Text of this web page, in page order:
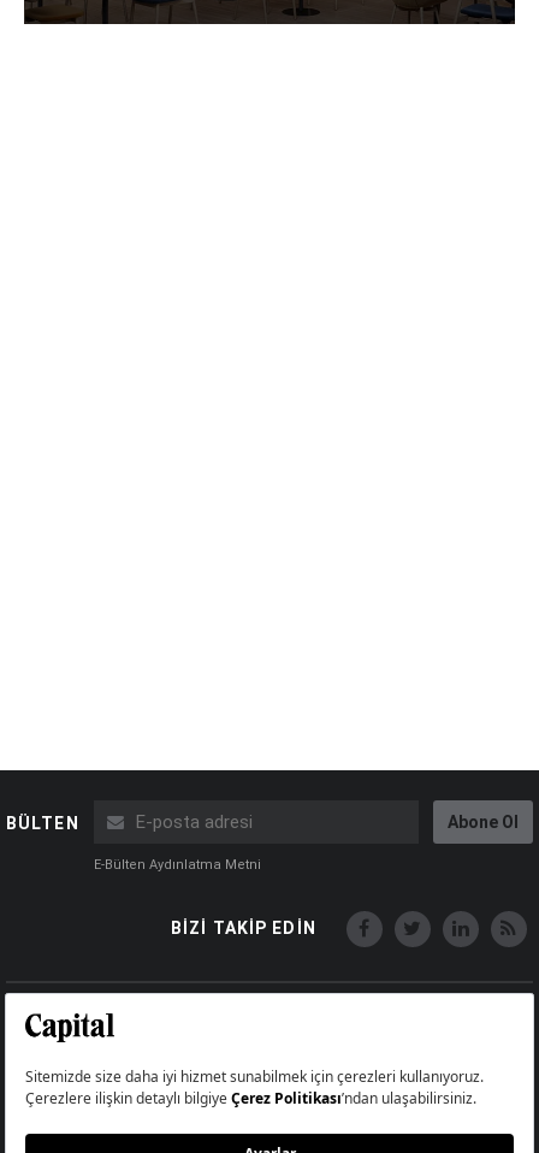
BÜLTEN Abone Ol
E-Bülten Aydınlatma Metni
BİZİ TAKİP EDİN
Big Medya Teknoloji A.Ş.
Üsküdar İstanbul Turkey